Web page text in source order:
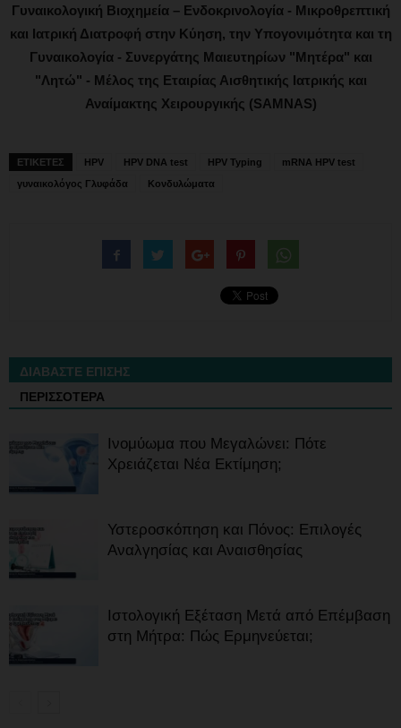
Γυναικολογική Βιοχημεία – Ενδοκρινολογία - Μικροθρεπτική
και Ιατρική Διατροφή στην Κύηση, την Υπογονιμότητα και τη
Γυναικολογία - Συνεργάτης Μαιευτηρίων "Μητέρα" και
"Λητώ" - Μέλος της Εταιρίας Αισθητικής Ιατρικής και
Αναίμακτης Χειρουργικής (SAMNAS)
ΕΤΙΚΕΤΕΣ HPV HPV DNA test HPV Typing
mRNA HPV test
γυναικολόγος Γλυφάδα
Κονδυλώματα
ΔΙΑΒΑΣΤΕ ΕΠΙΣΗΣ
ΠΕΡΙΣΣΟΤΕΡΑ
Ινομύωμα που Μεγαλώνει: Πότε
Χρειάζεται Νέα Εκτίμηση;
Υστεροσκόπηση και Πόνος: Επιλογές
Αναλγησίας και Αναισθησίας
Ιστολογική Εξέταση Μετά από Επέμβαση
στη Μήτρα: Πώς Ερμηνεύεται;